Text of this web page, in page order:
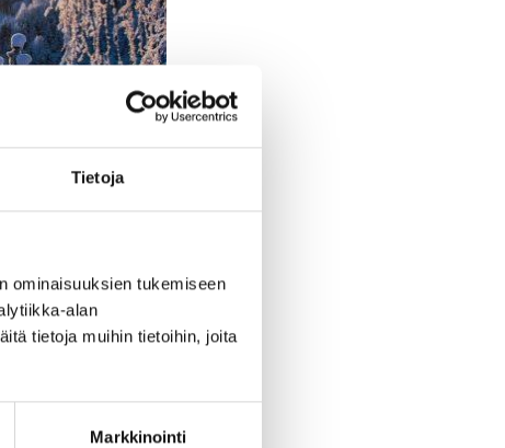
Tietoja
ominaisuuksien tukemiseen
alan
tietoja muihin tietoihin, joita
Markkinointi
Park
is a
waters is a
shade of the
trout of